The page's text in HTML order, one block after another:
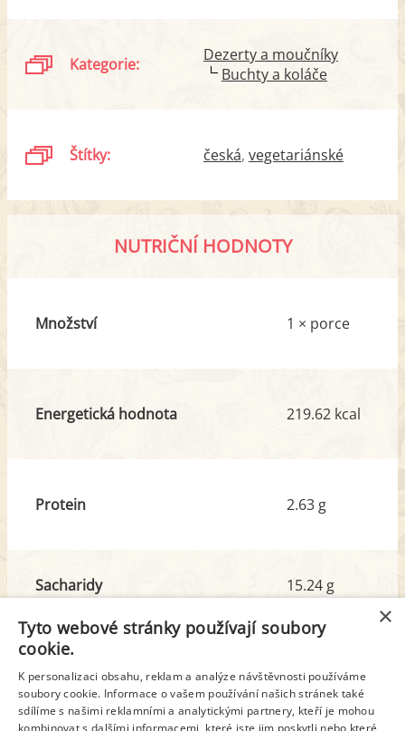
Kategorie:
Dezerty a moučníky
Buchty a koláče
Štítky: česká vegetariánské
NUTRIČNÍ HODNOTY
Množství 1 × porce
Energetická hodnota 219.62 kcal
Protein 2.63 g
Sacharidy
z toho cukr
15.24 g
6.63 g
Tuk
z toho nas. mastné kyseliny
16.72 g
2.64 g
×
Tyto webové stránky používají soubory
cookie.
K personalizaci obsahu, reklam a analýze návštěvnosti používáme
soubory cookie. Informace o vašem používání našich stránek také
sdílíme s našimi reklamními a analytickými partnery, kteří je mohou
kombinovat s dalšími informacemi, které jste jim poskytli nebo které